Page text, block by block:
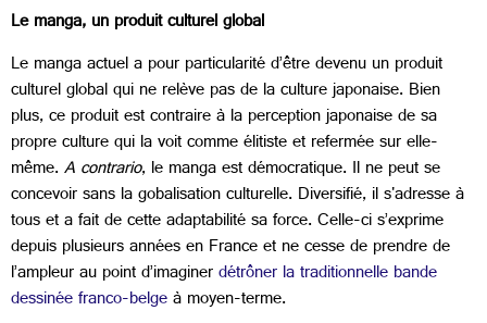
Le manga, un produit culturel global
Le manga actuel a pour particularité d’être devenu un produit
culturel global qui ne relève pas de la culture japonaise. Bien
plus, ce produit est contraire à la perception japonaise de sa
propre culture qui la voit comme élitiste et refermée sur elle-
même.A contrario, le manga est démocratique. Il ne peut se
concevoir sans la gobalisation culturelle. Diversifié, il s'adresse à
tous et a fait de cette adaptabilité sa force. Celle-ci s’exprime
depuis plusieurs années en France et ne cesse de prendre de
l’ampleur au point d’imaginerdétrôner la traditionnelle bande
dessinée franco-belgeà moyen-terme.